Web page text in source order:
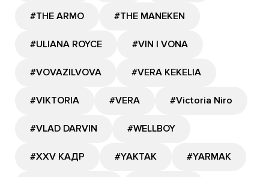
#THE ARMO #THE MANEKEN
#ULIANA ROYCE #VIN I VONA
#VOVAZILVOVA #VERA KEKELIA
#VIKTORIA #VERA #Victoria Niro
#VLAD DARVIN #WELLBOY
#XXV КАДР #YAKTAK #YARMAK